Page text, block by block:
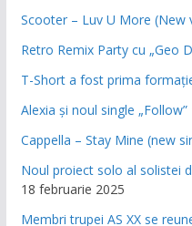
Scooter – Luv U More (New
Retro Remix Party cu „Geo
T-Short a fost prima
Alexia și noul single „Follow”
Cappella – Stay Mine (new
Noul proiect solo al solistei
18 februarie 2025
Membri trupei AS XX se